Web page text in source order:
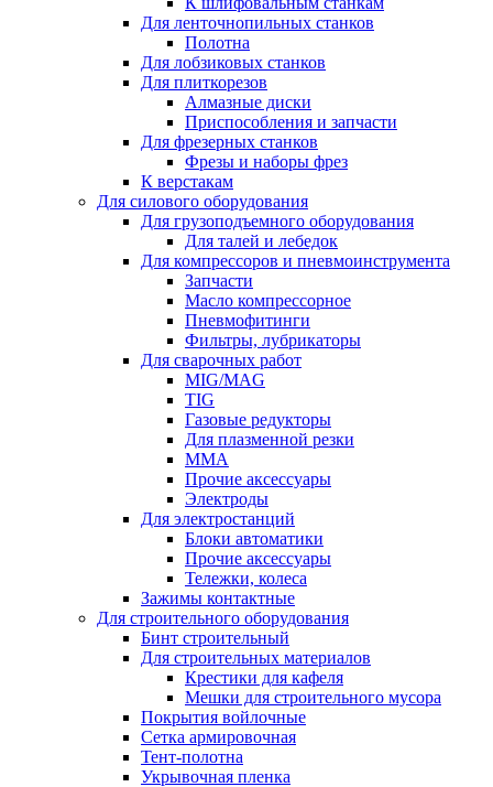
Для ленточнопильных станков
Полотна
Для лобзиковых станков
Для плиткорезов
Алмазные диски
Приспособления и запчасти
Для фрезерных станков
Фрезы и наборы фрез
К верстакам
Для силового оборудования
Для грузоподъемного оборудования
Для талей и лебедок
Для компрессоров и пневмоинструмента
Запчасти
Масло компрессорное
Пневмофитинги
Фильтры, лубрикаторы
Для сварочных работ
MIG/MAG
TIG
Газовые редукторы
Для плазменной резки
ММА
Прочие аксессуары
Электроды
Для электростанций
Блоки автоматики
Прочие аксессуары
Тележки, колеса
Зажимы контактные
Для строительного оборудования
Бинт строительный
Для строительных материалов
Крестики для кафеля
Мешки для строительного мусора
Покрытия войлочные
Сетка армировочная
Тент-полотна
Укрывочная пленка